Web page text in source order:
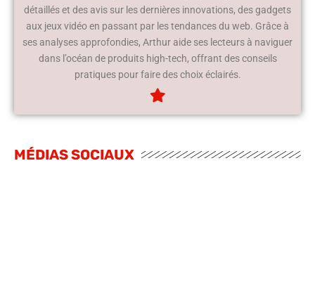
détaillés et des avis sur les dernières innovations, des gadgets
aux jeux vidéo en passant par les tendances du web. Grâce à
ses analyses approfondies, Arthur aide ses lecteurs à naviguer
dans l’océan de produits high-tech, offrant des conseils
pratiques pour faire des choix éclairés.
MÉDIAS SOCIAUX